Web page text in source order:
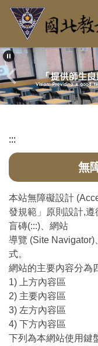
跳
要
內
容
區
:::
無
本站無障礙設計
發規範」原則設計,
盲磚(:::)、網站
導覽 (Site
式。
網站的主要內容分為
1) 上方內容區
2) 主要內容區
3) 左方內容區
4) 下方內容區
下列為本網站使用鍵